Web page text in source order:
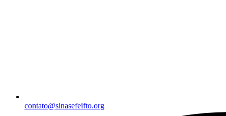
contato@sinasefeifto.org